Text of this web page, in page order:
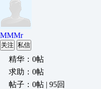
MMMr
关注 私信
精华：0帖
求助：0帖
帖子：0帖 | 95回